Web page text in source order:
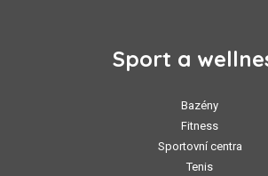
Sport a
Bazény
Fitness
Sportovní centra
Tenis